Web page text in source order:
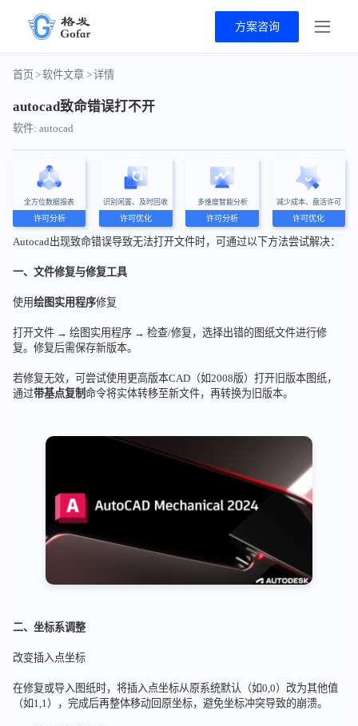
方案咨询
首页>软件文章 >详情
autocad致命错误打不开
软件: autocad
全方位数据报表
许可分析
识别闲置、及时回收
许可优化
多维度智能分析
许可分析
减少成本、盘活许可
许可优化
Autocad出现致命错误导致无法打开文件时，可通过以下方法尝试解决：
一、文件修复与修复工具
使用绘图实用程序修复
打开文件 → 绘图实用程序 → 检查/修复，选择出错的图纸文件进行修
复。修复后需保存新版本。
若修复无效，可尝试使用更高版本CAD（如2008版）打开旧版本图纸，
通过带基点复制命令将实体转移至新文件，再转换为旧版本。
二、坐标系调整
改变插入点坐标
在修复或导入图纸时，将插入点坐标从原系统默认（如0,0）改为其他值
（如1,1），完成后再整体移动回原坐标，避免坐标冲突导致的崩溃。